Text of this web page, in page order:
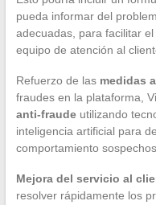
pueda informar del
adecuadas, para facilitar
equipo de atención al
Refuerzo de las medidas
fraudes en la plataforma,
anti-fraudeutilizando
inteligencia artificial para
comportamiento
Mejora del servicio al
resolver rápidamente los